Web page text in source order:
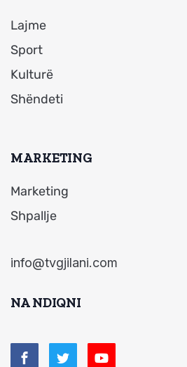
Lajme
Sport
Kulturë
Shëndeti
MARKETING
Marketing
Shpallje
info@tvgjilani.com
NA NDIQNI